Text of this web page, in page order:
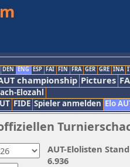
DEN ENG ESP FAI FIN FRA GER GRE INA
championship Pictures
Elozahl
FIDE Spieler anmelden Elo
AUT-Elolisten
6.936